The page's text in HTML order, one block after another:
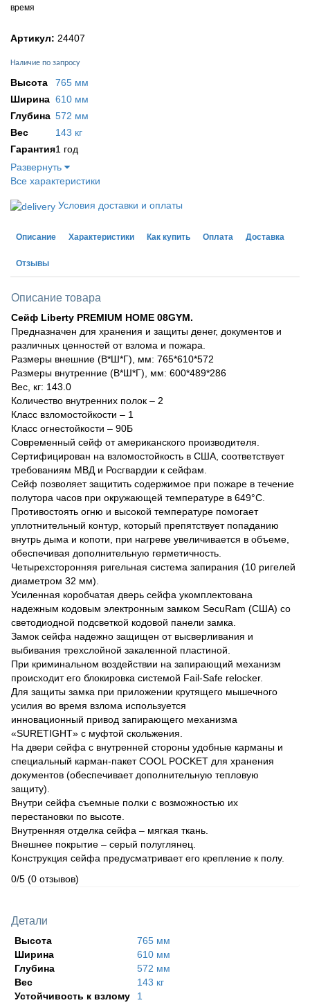
время
Артикул: 24407
Наличие по запросу
Высота
765 мм
Ширина 610 мм
Глубина 572 мм
Вес
143 кг
Гарантия1 год
Развернуть
Все характеристики
Условия доставки и оплаты
Описание Характеристики Как купить Оплата Доставка
Отзывы
Описание товара
Сейф Liberty PREMIUM HOME 08GYM.
Предназначен для хранения и защиты денег, документов и
различных ценностей от взлома и пожара.
Размеры внешние (В*Ш*Г), мм: 765*610*572
Размеры внутренние (В*Ш*Г), мм: 600*489*286
Вес, кг: 143.0
Количество внутренних полок – 2
Класс взломостойкости – 1
Класс огнестойкости – 90Б
Современный сейф от американского производителя.
Сертифицирован на взломостойкость в США, соответствует
требованиям МВД и Росгвардии к сейфам.
Сейф позволяет защитить содержимое при пожаре в течение
полутора часов при окружающей температуре в 649°С.
Противостоять огню и высокой температуре помогает
уплотнительный контур, который препятствует попаданию
внутрь дыма и копоти, при нагреве увеличивается в объеме,
обеспечивая дополнительную герметичность.
Четырехсторонняя ригельная система запирания (10 ригелей
диаметром 32 мм).
Усиленная коробчатая дверь сейфа укомплектована
надежным кодовым электронным замком SecuRam (США) со
светодиодной подсветкой кодовой панели замка.
Замок сейфа надежно защищен от высверливания и
выбивания трехслойной закаленной пластиной.
При криминальном воздействии на запирающий механизм
происходит его блокировка системой Fail-Safe relocker.
Для защиты замка при приложении крутящего мышечного
усилия во время взлома используется
инновационный привод запирающего механизма
«SURETIGHT» с муфтой скольжения.
На двери сейфа с внутренней стороны удобные карманы и
специальный карман-пакет COOL POCKET для хранения
документов (обеспечивает дополнительную тепловую
защиту).
Внутри сейфа съемные полки с возможностью их
перестановки по высоте.
Внутренняя отделка сейфа – мягкая ткань.
Внешнее покрытие – серый полуглянец.
Конструкция сейфа предусматривает его крепление к полу.
0/5 (0 отзывов)
Детали
Высота
765 мм
Ширина
610 мм
Глубина
572 мм
Вес
143 кг
Устойчивость к взлому
1